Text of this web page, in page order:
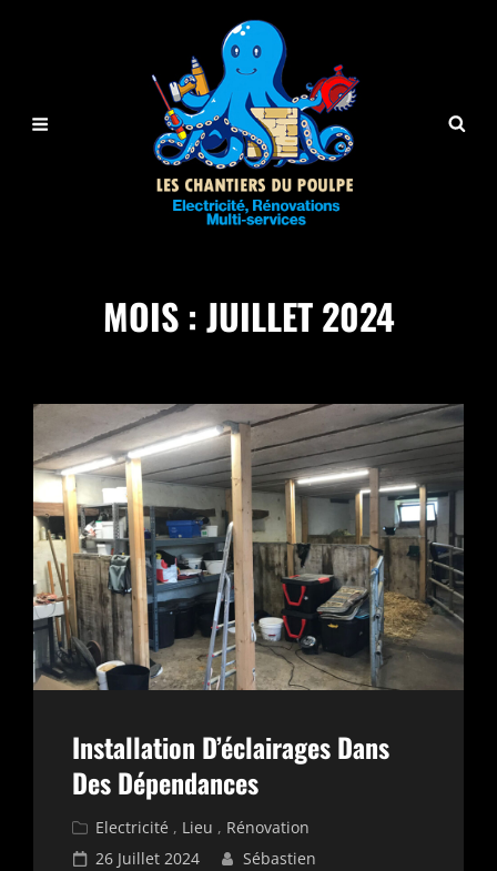
MOIS : JUILLET 2024
Installation D’éclairages Dans
Des Dépendances
Cat
Links
Electricité , Lieu , Rénovation
Posted
26 Juillet 2024 Sébastien